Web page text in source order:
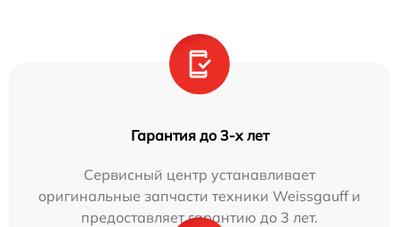
Гарантия до 3-х лет
Сервисный центр устанавливает
оригинальные запчасти техники Weissgauff и
предоставляет гарантию до 3 лет.